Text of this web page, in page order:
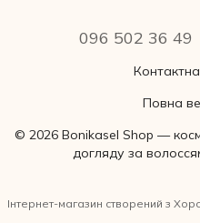
096 502 36 49
Повна
© 2026 Bonikasel Shop —
догляду за
Інтернет-магазин створений з